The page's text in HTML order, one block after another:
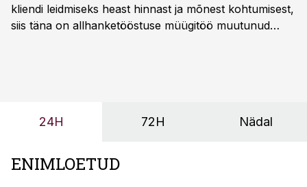
kliendi leidmiseks heast hinnast ja mõnest kohtumisest,
siis täna on allhanketööstuse müügitöö muutunud
24H 72H Nädal
ENIMLOETUD